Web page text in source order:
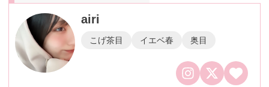
airi
こげ茶目 イエベ春 奥目